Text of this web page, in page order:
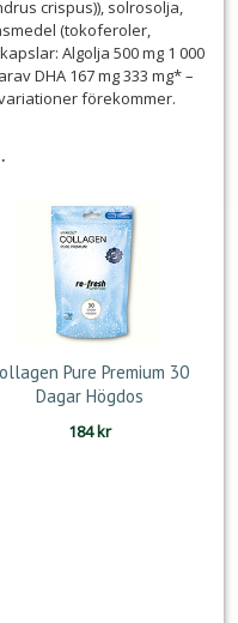
crispus)), solrosolja,
(tokoferoler,
Algolja 500 mg 1 000
DHA 167 mg 333 mg* –
förekommer.
Pure Premium 30
Dagar Högdos
184kr